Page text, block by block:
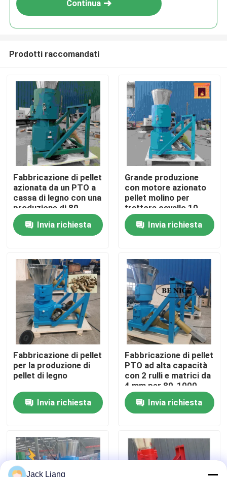
Casa
Prodotti
Chi siamo
Fatory Tour
Controllo di qualità
Contattaci
Richiedere un preventivo
Macchina del mulino della pallina
Fabbricazione di pellet di legno
Continua
Prodotti raccomandati
Fabbricazione di pellet
azionata da un PTO a
cassa di legno con una
produzione di 80-
1000 kg/h per la
produzione di pellet di
legno
Invia richiesta
Grande produzione
con motore azionato
pellet molino per
trattore cavallo 10-
80hp
Invia richiesta
Fabbricazione di pellet
per la produzione di
pellet di legno
Invia richiesta
Fabbricazione di pellet
PTO ad alta capacità
con 2 rulli e matrici da
4 mm per 80-1000
kg/h
Invia richiesta
Jack Liang